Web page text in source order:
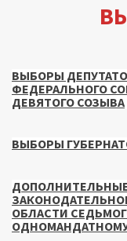
ВЫБОРЫ
ФЕДЕРАЛЬНОГО
ДЕВЯТОГО СОЗЫВА
ВЫБОРЫ
ОБЛАСТИ